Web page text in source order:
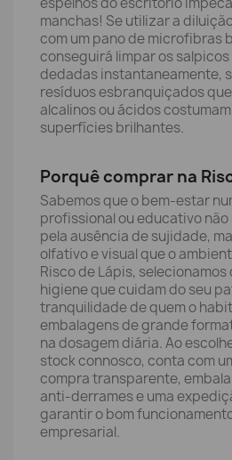
manchas! Se utilizar a
com um pano de microfibras
conseguirá limpar os
dedadas instantaneamente,
resíduos esbranquiçados
alcalinos ou ácidos
superfícies brilhantes.
Porquê comprar na
Sabemos que o bem-estar
profissional ou educativo não
pela ausência de sujidade,
olfativo e visual que o
Risco de Lápis,
higiene que cuidam do seu
tranquilidade de quem o
embalagens de grande
na dosagem diária. Ao
stock connosco, conta com
compra transparente,
anti-derrames e uma
garantir o bom
empresarial.